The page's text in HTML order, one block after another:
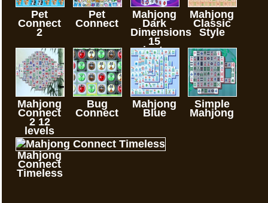
Pet
Connect
2
Pet
Connect
Mahjong
Dark
Dimensions
15
minuten
Mahjong
Classic
Style
Mahjong
Connect
2 12
levels
Bug
Connect
Mahjong
Blue
Simple
Mahjong
Mahjong
Connect
Timeless